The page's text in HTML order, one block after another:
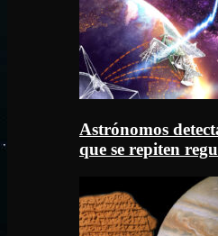
Astrónomos
que se repiten